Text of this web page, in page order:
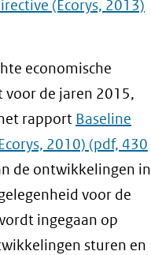
(Ecorys, 2013)
economische
de jaren 2015,
rapport Baseline
2010) (pdf, 430
de ontwikkelingen in
voor de
ingegaan op
sturen en